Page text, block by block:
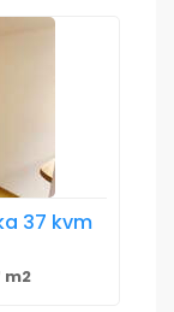
37 kvm
m2